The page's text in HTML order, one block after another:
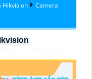
Hikvision
Camera